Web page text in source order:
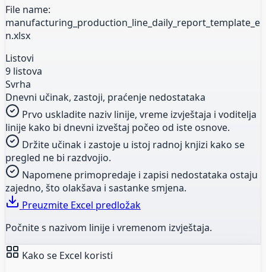
File name:
manufacturing_production_line_daily_report_template_e
n.xlsx
Listovi
9 listova
Svrha
Dnevni učinak, zastoji, praćenje nedostataka
Prvo uskladite naziv linije, vreme izvještaja i voditelja
linije kako bi dnevni izveštaj počeo od iste osnove.
Držite učinak i zastoje u istoj radnoj knjizi kako se
pregled ne bi razdvojio.
Napomene primopredaje i zapisi nedostataka ostaju
zajedno, što olakšava i sastanke smjena.
Preuzmite Excel predložak
Počnite s nazivom linije i vremenom izvještaja.
Kako se Excel koristi